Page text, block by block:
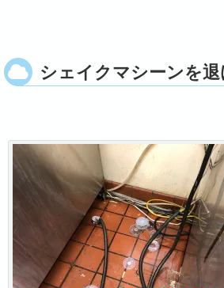
シェイクマシーンを